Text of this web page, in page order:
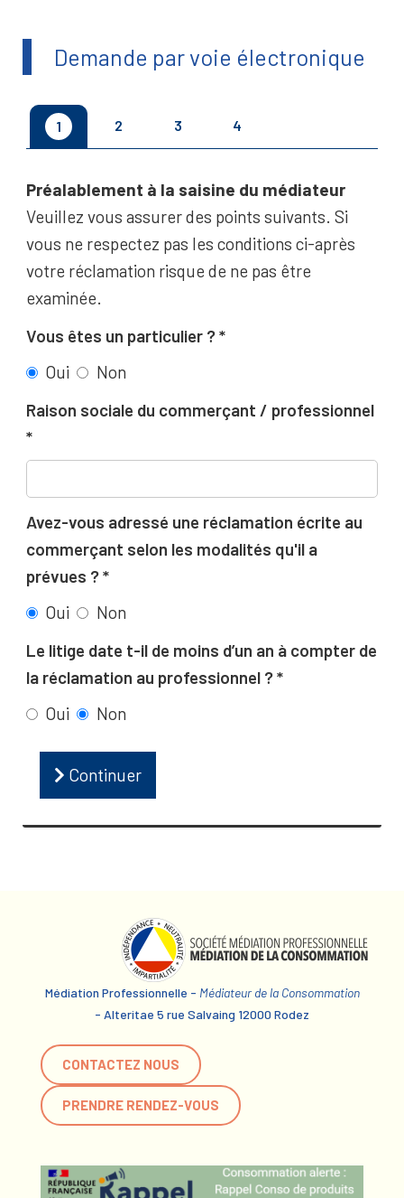
Demande par voie électronique
1 2 3 4
Préalablement à la saisine du médiateur
Veuillez vous assurer des points suivants. Si
vous ne respectez pas les conditions ci-après
votre réclamation risque de ne pas être
examinée.
Vous êtes un particulier ?
Oui
Non
Raison sociale du commerçant / professionnel
Avez-vous adressé une réclamation écrite au
commerçant selon les modalités qu'il a
prévues ?
Oui
Non
Le litige date t-il de moins d’un an à compter de
la réclamation au professionnel ?
Oui
Non
Continuer
Médiation Professionnelle - Médiateur de la Consommation
- Alteritae 5 rue Salvaing 12000 Rodez
CONTACTEZ NOUS
PRENDRE RENDEZ-VOUS